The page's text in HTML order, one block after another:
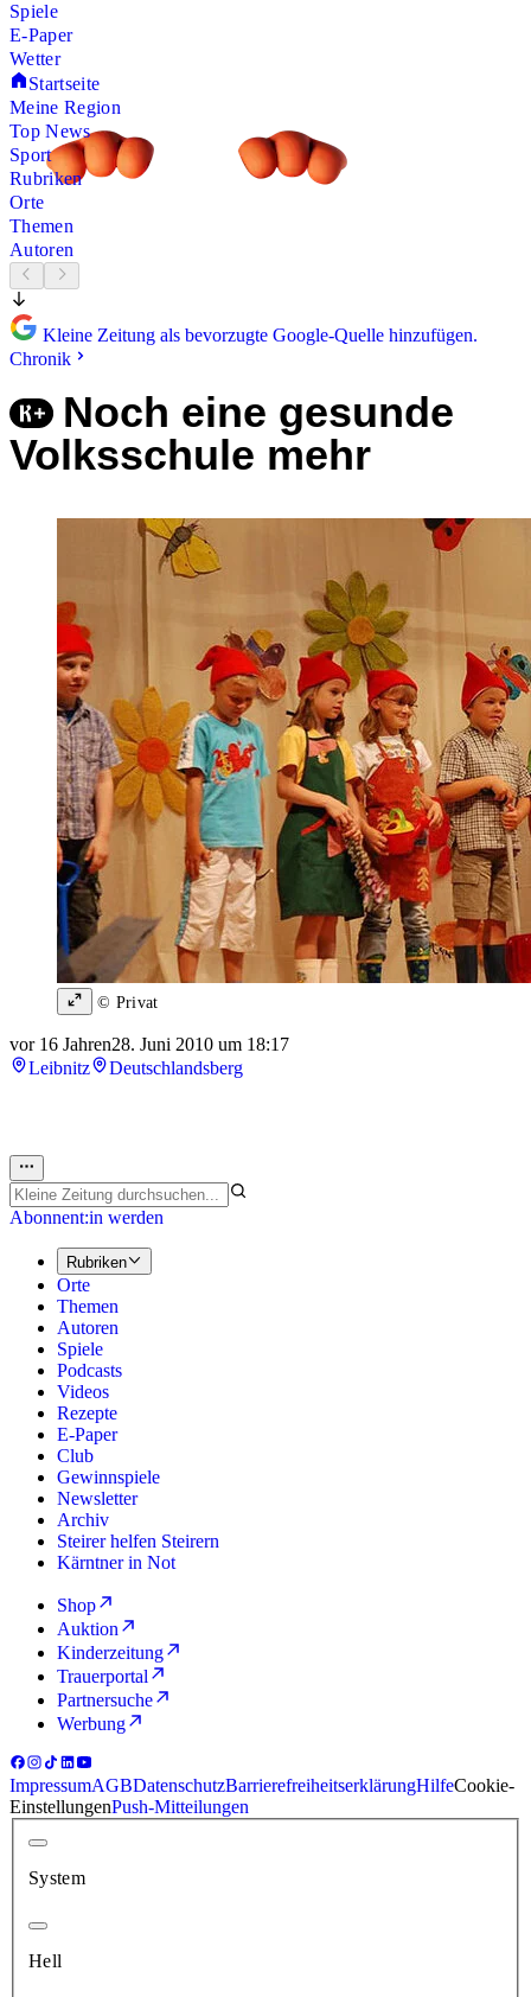
Spiele
E-Paper
Wetter
Startseite
Meine Region
Top News
Sport
Rubriken
Orte
Themen
Autoren
Kleine Zeitung als bevorzugte Google-Quelle hinzufügen.
Chronik
Noch eine gesunde
Volksschule mehr
© Privat
vor 16 Jahren28. Juni 2010 um 18:17
Leibnitz
Deutschlandsberg
Abonnent:in werden
Rubriken
Orte
Themen
Autoren
Spiele
Podcasts
Videos
Rezepte
E-Paper
Club
Gewinnspiele
Newsletter
Archiv
Steirer helfen Steirern
Kärntner in Not
Shop
Auktion
Kinderzeitung
Trauerportal
Partnersuche
Werbung
ImpressumAGBDatenschutzBarrierefreiheitserklärungHilfeCookie-
EinstellungenPush-Mitteilungen
System
Hell